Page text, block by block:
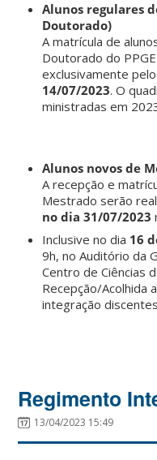
Alunos regulares
Doutorado)
A matrícula de
Doutorado do
exclusivamente
14/07/2023. O
ministradas em
Alunos novos de
A recepção e
Mestrado serão
no dia 31/07/2023
Inclusive no dia 16
9h, no Auditório da
Centro de Ciências
Recepção/Acolhida
integração
Regimento
13/04/2023 15:49